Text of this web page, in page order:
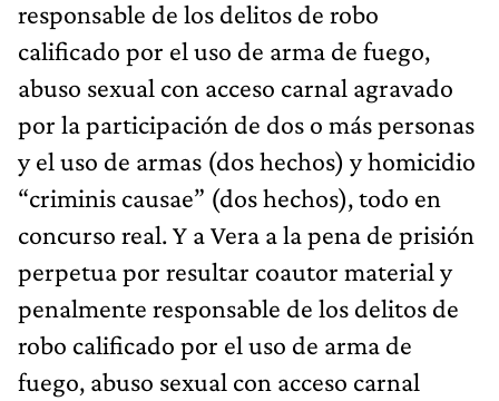
responsable de los delitos de robo
calificado por el uso de arma de fuego,
abuso sexual con acceso carnal agravado
por la participación de dos o más personas
y el uso de armas (dos hechos) y homicidio
“criminis causae” (dos hechos), todo en
concurso real. Y a Vera a la pena de prisión
perpetua por resultar coautor material y
penalmente responsable de los delitos de
robo calificado por el uso de arma de
fuego, abuso sexual con acceso carnal